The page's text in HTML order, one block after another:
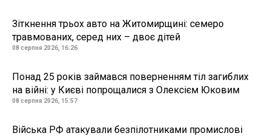
Зіткнення трьох авто на Житомирщині: семеро
травмованих, серед них – двоє дітей
08 серпня 2026, 16:26
Понад 25 років займався поверненням тіл загиблих
на війні: у Києві попрощалися з Олексієм Юковим
08 серпня 2026, 15:57
Війська РФ атакували безпілотниками промислові